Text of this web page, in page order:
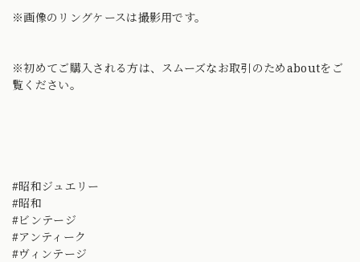
※画像のリングケースは撮影用です。
※初めてご購入される方は、スムーズなお取引のためaboutをご
覧ください。
#昭和ジュエリー
#昭和
#ビンテージ
#アンティーク
#ヴィンテージ